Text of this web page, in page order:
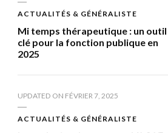
ACTUALITÉS & GÉNÉRALISTE
Mi temps thérapeutique : un outil
clé pour la fonction publique en
2025
UPDATED ON FÉVRIER 7, 2025
ACTUALITÉS & GÉNÉRALISTE